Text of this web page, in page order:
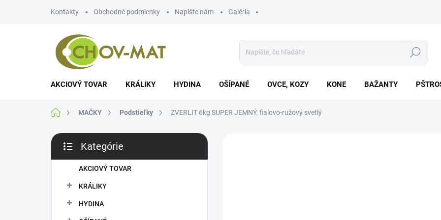
Kontakty Obchodné podmienky Napíšte nám Galéria
Hľadať
AKCIOVÝ TOVAR KRÁLIKY HYDINA OŠÍPANÉ OVCE, KOZY KONE BAŽANTY
DomovMAČKY Podstieľky ZVERLIT 6kg SUPER JEMNÝ, fialovo-ružový svetlý
B
č
kategórie
Kategórie
AKCIOVÝ TOVAR
KRÁLIKY
HYDINA